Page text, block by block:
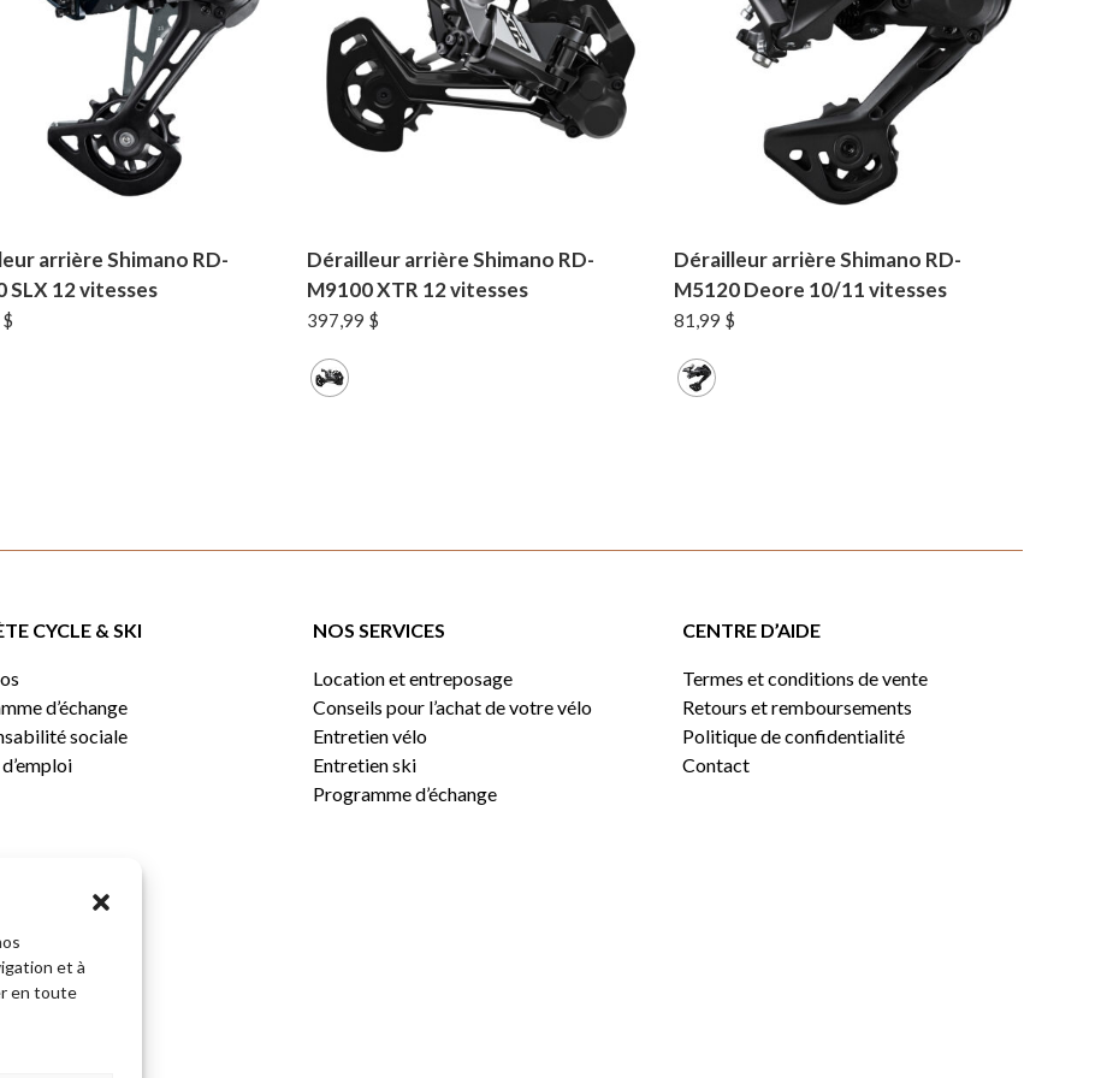
et à
en toute
arrière Shimano RD-
SLX 12 vitesses
$
Dérailleur arrière Shimano RD-
M9100 XTR 12 vitesses
397,99 $
Dérailleur arrière Shimano RD-
M5120 Deore 10/11 vitesses
81,99 $
CYCLE & SKI
d’échange
sociale
NOS SERVICES
Location et entreposage
Conseils pour l’achat de votre vélo
Entretien vélo
Entretien ski
Programme d’échange
CENTRE D’AIDE
Termes et conditions de vente
Retours et remboursements
Politique de confidentialité
Contact